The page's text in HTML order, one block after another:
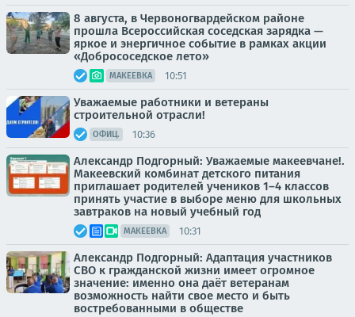
8 августа, в Червоногвардейском районе
прошла Всероссийская соседская зарядка —
яркое и энергичное событие в рамках акции
«Добрососедское лето»
МАКЕЕВКА 10:51
Уважаемые работники и ветераны
строительной отрасли!
ОФИЦ. 10:36
Александр Подгорный: Уважаемые макеевчане!.
Макеевский комбинат детского питания
приглашает родителей учеников 1–4 классов
принять участие в выборе меню для школьных
завтраков на новый учебный год
МАКЕЕВКА 10:31
Александр Подгорный: Адаптация участников
СВО к гражданской жизни имеет огромное
значение: именно она даёт ветеранам
возможность найти свое место и быть
востребованными в обществе